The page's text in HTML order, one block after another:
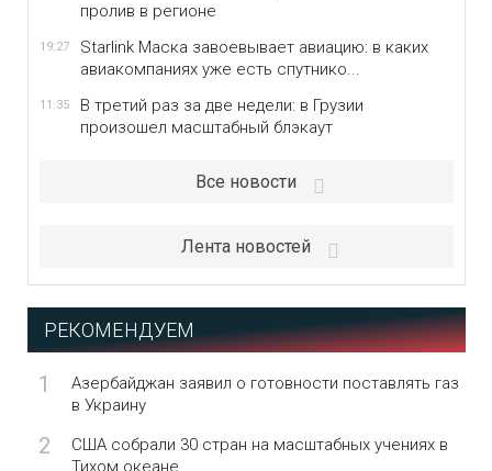
пролив в регионе
19:27
Starlink Маска завоевывает авиацию: в каких
авиакомпаниях уже есть спутнико...
11:35
В третий раз за две недели: в Грузии
произошел масштабный блэкаут
Все новости
Лента новостей
РЕКОМЕНДУЕМ
1
Азербайджан заявил о готовности поставлять газ
в Украину
2
США собрали 30 стран на масштабных учениях в
Тихом океане